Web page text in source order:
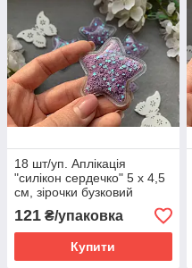
18 шт/уп. Аплікація
"силікон сердечко" 5 х 4,5
см, зірочки бузковий
перламутр
121 ₴/упаковка
Купити